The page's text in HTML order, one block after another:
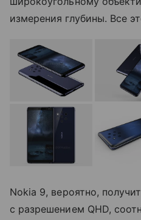
измерения глубины. Все
Nokia 9, вероятно,
с разрешением QHD,